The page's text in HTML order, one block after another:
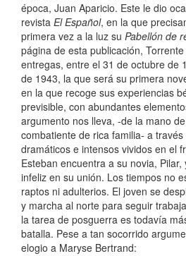
época, Juan Aparicio. Este le dio
revista El Español, en la que
primera vez a la luz su Pabellón de
página de esta publicación,
entregas, entre el 31 de octubre de
de 1943, la que será su primera
en la que recoge sus experiencias
previsible, con abundantes
argumento nos lleva, -de la mano
combatiente de rica familia- a
dramáticos e intensos vividos en el
Esteban encuentra a su novia,
infeliz en su unión. Los tiempos no
raptos ni adulterios. El joven se
y marcha al norte para seguir
la tarea de posguerra es todavía
batalla. Pese a tan socorrido
elogio a Maryse Bertrand: